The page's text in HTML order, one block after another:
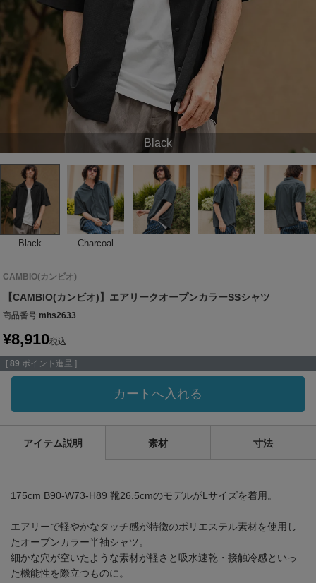
Black
Black Charcoal
CAMBIO(カンビオ)
【CAMBIO(カンビオ)】エアリークオープンカラーSSシャツ
商品番号 mhs2633
¥8,910税込
[ 89 ポイント進呈 ]
カートへ入れる
アイテム説明 素材 寸法
175cm B90-W73-H89 靴26.5cmのモデルがLサイズを着用。
エアリーで軽やかなタッチ感が特徴のポリエステル素材を使用し
たオープンカラー半袖シャツ。
細かな穴が空いたような素材が軽さと吸水速乾・接触冷感といっ
た機能性を際立つものに。